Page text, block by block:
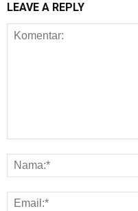
LEAVE A REPLY